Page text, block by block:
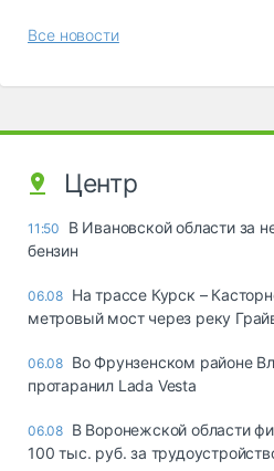
Все новости
Центр
11:50
В Ивановской области за
бензин
06.08 На трассе Курск –
метровый мост через реку
06.08 Во Фрунзенском районе
протаранил Lada Vesta
06.08 В Воронежской области
100 тыс. руб. за